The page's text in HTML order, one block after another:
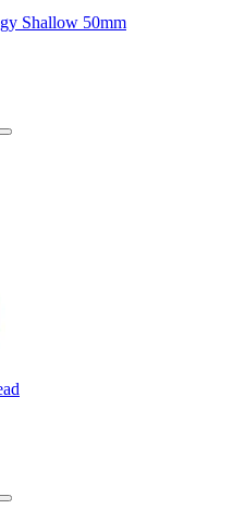
Shallow 50mm